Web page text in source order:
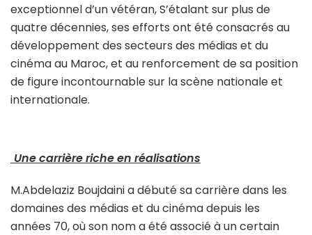
exceptionnel d’un vétéran, S’étalant sur plus de
quatre décennies, ses efforts ont été consacrés au
développement des secteurs des médias et du
cinéma au Maroc, et au renforcement de sa position
de figure incontournable sur la scène nationale et
internationale.
Une carrière riche en réalisations
M.Abdelaziz Boujdaini a débuté sa carrière dans les
domaines des médias et du cinéma depuis les
années 70, où son nom a été associé à un certain